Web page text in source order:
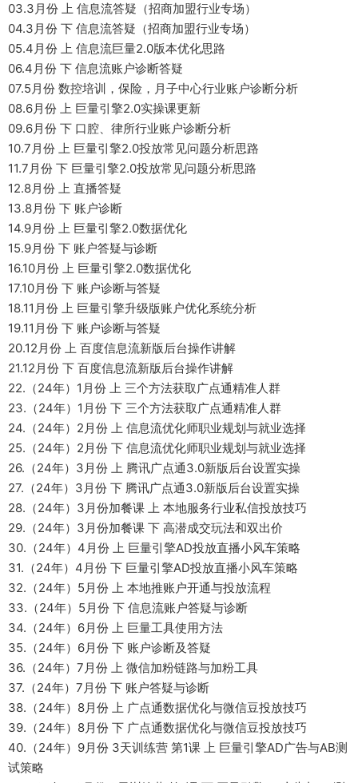
03.3月份 上 信息流答疑（招商加盟行业专场）
04.3月份 下 信息流答疑（招商加盟行业专场）
05.4月份 上 信息流巨量2.0版本优化思路
06.4月份 下 信息流账户诊断答疑
07.5月份 数控培训，保险，月子中心行业账户诊断分析
08.6月份 上 巨量引擎2.0实操课更新
09.6月份 下 口腔、律所行业账户诊断分析
10.7月份 上 巨量引擎2.0投放常见问题分析思路
11.7月份 下 巨量引擎2.0投放常见问题分析思路
12.8月份 上 直播答疑
13.8月份 下 账户诊断
14.9月份 上 巨量引擎2.0数据优化
15.9月份 下 账户答疑与诊断
16.10月份 上 巨量引擎2.0数据优化
17.10月份 下 账户诊断与答疑
18.11月份 上 巨量引擎升级版账户优化系统分析
19.11月份 下 账户诊断与答疑
20.12月份 上 百度信息流新版后台操作讲解
21.12月份 下 百度信息流新版后台操作讲解
22.（24年）1月份 上 三个方法获取广点通精准人群
23.（24年）1月份 下 三个方法获取广点通精准人群
24.（24年）2月份 上 信息流优化师职业规划与就业选择
25.（24年）2月份 下 信息流优化师职业规划与就业选择
26.（24年）3月份 上 腾讯广点通3.0新版后台设置实操
27.（24年）3月份 下 腾讯广点通3.0新版后台设置实操
28.（24年）3月份加餐课 上 本地服务行业私信投放技巧
29.（24年）3月份加餐课 下 高潜成交玩法和双出价
30.（24年）4月份 上 巨量引擎AD投放直播小风车策略
31.（24年）4月份 下 巨量引擎AD投放直播小风车策略
32.（24年）5月份 上 本地推账户开通与投放流程
33.（24年）5月份 下 信息流账户答疑与诊断
34.（24年）6月份 上 巨量工具使用方法
35.（24年）6月份 下 账户诊断及答疑
36.（24年）7月份 上 微信加粉链路与加粉工具
37.（24年）7月份 下 账户答疑与诊断
38.（24年）8月份 上 广点通数据优化与微信豆投放技巧
39.（24年）8月份 下 广点通数据优化与微信豆投放技巧
40.（24年）9月份 3天训练营 第1课 上 巨量引擎AD广告与AB测
试策略